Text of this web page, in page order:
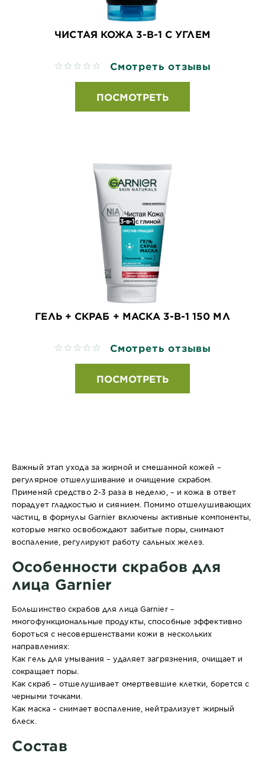
ЧИСТАЯ КОЖА 3-В-1 С УГЛЕМ
No reviews Смотреть отзывы
ПОСМОТРЕТЬ
ГЕЛЬ + СКРАБ + МАСКА 3-В-1 150 МЛ
No reviews Смотреть отзывы
ПОСМОТРЕТЬ
Важный этап ухода за жирной и смешанной кожей –
регулярное отшелушивание и очищение скрабом.
Применяй средство 2-3 раза в неделю, – и кожа в ответ
порадует гладкостью и сиянием. Помимо отшелушивающих
частиц, в формулы Garnier включены активные компоненты,
которые мягко освобождают забитые поры, снимают
воспаление, регулируют работу сальных желез.
Особенности скрабов для
лица Garnier
Большинство скрабов для лица Garnier –
многофункциональные продукты, способные эффективно
бороться с несовершенствами кожи в нескольких
направлениях:
Как гель для умывания – удаляет загрязнения, очищает и
сокращает поры.
Как скраб – отшелушивает омертвевшие клетки, борется с
черными точками.
Как маска – снимает воспаление, нейтрализует жирный
блеск.
Состав